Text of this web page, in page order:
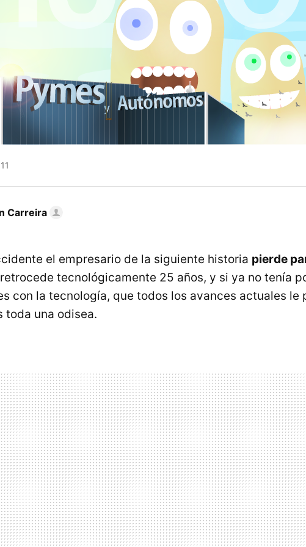
Carreira
el empresario de la siguiente historia pierde
tecnológicamente 25 años, y si ya no tenía
con la tecnología, que todos los avances actuales le
toda una odisea.